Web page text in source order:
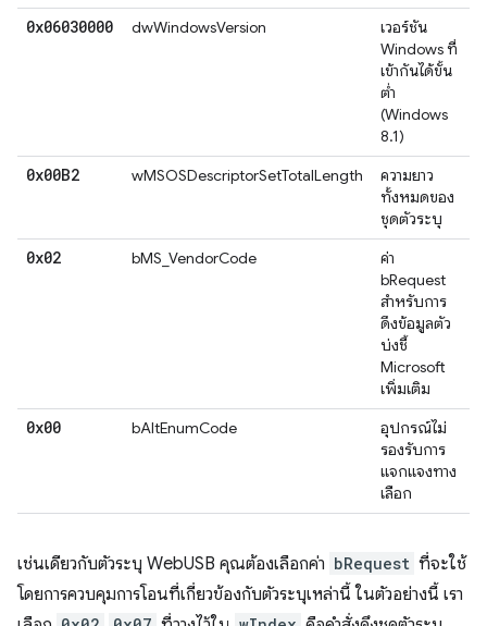
0x06030000 dwWindowsVersion
เวอร์ชัน
Windows ที่
เข้ากันได้ขั้น
ต่ำ
(Windows
8.1)
0x00B2 wMSOSDescriptorSetTotalLength
ความยาว
ทั้งหมดของ
ชุดตัวระบุ
0x02 bMS_VendorCode
ค่า
bRequest
สำหรับการ
ดึงข้อมูลตัว
บ่งชี้
Microsoft
เพิ่มเติม
0x00 bAltEnumCode
อุปกรณ์ไม่
รองรับการ
แจกแจงทาง
เลือก
เช่นเดียวกับตัวระบุ WebUSB คุณต้องเลือกค่า bRequest ที่จะใช้
โดยการควบคุมการโอนที่เกี่ยวข้องกับตัวระบุเหล่านี้ ในตัวอย่างนี้ เรา